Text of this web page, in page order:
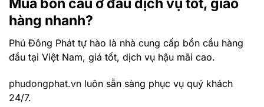
hàng nhanh?
Phú Đông Phát tự hào là nhà cung cấp bồn cầu hàng
đầu tại Việt Nam, giá tốt, dịch vụ hậu mãi cao.
phudongphat.vn luôn sẵn sàng phục vụ quý khách
24/7.